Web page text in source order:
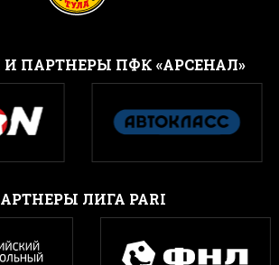
ПАРТНЕРЫ ПФК «АРСЕНАЛ»
ЛИГА PARI